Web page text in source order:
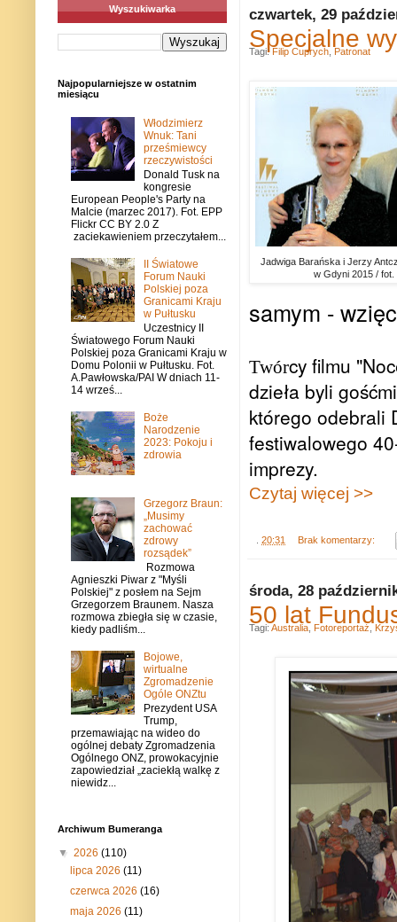
czwartek, 29
Specjalne
Jadwiga Barańska i Jerzy
w Gdyni 2015 /
samym -
Twórcy filmu
dzieła byli
którego odebrali
festiwalowego
imprezy.
Czytaj więcej >>
20:31 Brak komentarzy:
Tagi: Filip Cuprych Patronat
środa, 28
50 lat
Tagi: Australia Fotoreportaż
Wyszukiwarka
Najpopularniejsze w ostatnim
miesiącu
Włodzimierz
Wnuk: Tani
prześmiewcy
rzeczywistości
Donald Tusk na
kongresie
European People's Party na
Malcie (marzec 2017). Fot. EPP
Flickr CC BY 2.0 Z
zaciekawieniem przeczytałem...
II Światowe
Forum Nauki
Polskiej poza
Granicami Kraju
w Pułtusku
Uczestnicy II
Światowego Forum Nauki
Polskiej poza Granicami Kraju w
Domu Polonii w Pułtusku. Fot.
A.Pawłowska/PAI W dniach 11-
14 wrześ...
Boże
Narodzenie
2023: Pokoju i
zdrowia
Grzegorz Braun:
„Musimy
zachować
zdrowy
rozsądek”
Rozmowa
Agnieszki Piwar z "Myśli
Polskiej" z posłem na Sejm
Grzegorzem Braunem. Nasza
rozmowa zbiegła się w czasie,
kiedy padliśm...
Bojowe,
wirtualne
Zgromadzenie
Ogóle ONZtu
Prezydent USA
Trump,
przemawiając na wideo do
ogólnej debaty Zgromadzenia
Ogólnego ONZ, prowokacyjnie
zapowiedział „zaciekłą walkę z
niewidz...
Archiwum Bumeranga
▼ 2026 (110)
lipca 2026(11)
czerwca 2026(16)
maja 2026(11)